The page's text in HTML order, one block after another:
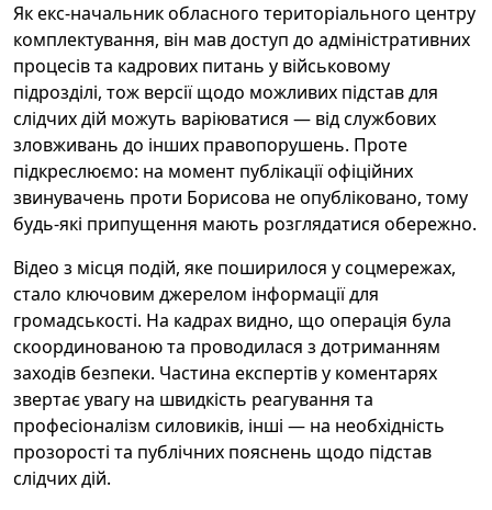
Як екс-начальник обласного територіального центру
комплектування, він мав доступ до адміністративних
процесів та кадрових питань у військовому
підрозділі, тож версії щодо можливих підстав для
слідчих дій можуть варіюватися — від службових
зловживань до інших правопорушень. Проте
підкреслюємо: на момент публікації офіційних
звинувачень проти Борисова не опубліковано, тому
будь-які припущення мають розглядатися обережно.
Відео з місця подій, яке поширилося у соцмережах,
стало ключовим джерелом інформації для
громадськості. На кадрах видно, що операція була
скоординованою та проводилася з дотриманням
заходів безпеки. Частина експертів у коментарях
звертає увагу на швидкість реагування та
професіоналізм силовиків, інші — на необхідність
прозорості та публічних пояснень щодо підстав
слідчих дій.